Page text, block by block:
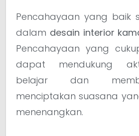
Pencahayaan yang baik
dalam desain interior
Pencahayaan yang
dapat mendukung
belajar dan
menciptakan suasana
menenangkan.